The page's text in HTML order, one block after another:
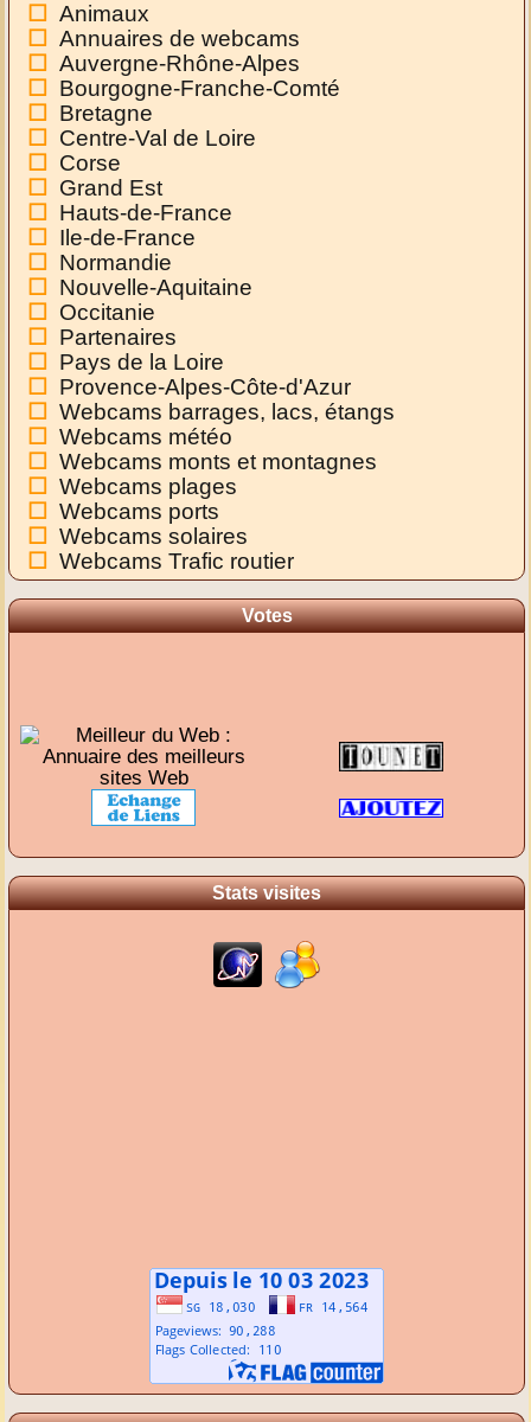
Animaux
Annuaires de webcams
Auvergne-Rhône-Alpes
Bourgogne-Franche-Comté
Bretagne
Centre-Val de Loire
Corse
Grand Est
Hauts-de-France
Ile-de-France
Normandie
Nouvelle-Aquitaine
Occitanie
Partenaires
Pays de la Loire
Provence-Alpes-Côte-d'Azur
Webcams barrages, lacs, étangs
Webcams météo
Webcams monts et montagnes
Webcams plages
Webcams ports
Webcams solaires
Webcams Trafic routier
Votes
Stats visites